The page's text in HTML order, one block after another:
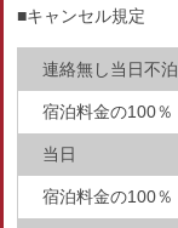
■キャンセル規定
連絡無し当日不泊
宿泊料金の100％
当日
宿泊料金の100％